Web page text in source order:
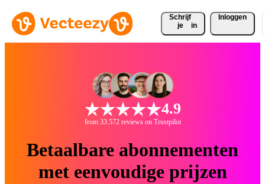
Schrijf
je
in
Inloggen
4.9
from 33.572 reviews on Trustpilot
Betaalbare abonnementen
met eenvoudige prijzen